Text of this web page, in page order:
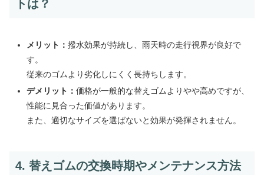
トは？
メリット： 撥水効果が持続し、雨天時の走行視界が良好で
す。
従来のゴムより劣化しにくく長持ちします。
デメリット： 価格が一般的な替えゴムよりやや高めですが、
性能に見合った価値があります。
また、適切なサイズを選ばないと効果が発揮されません。
4. 替えゴムの交換時期やメンテナンス方法